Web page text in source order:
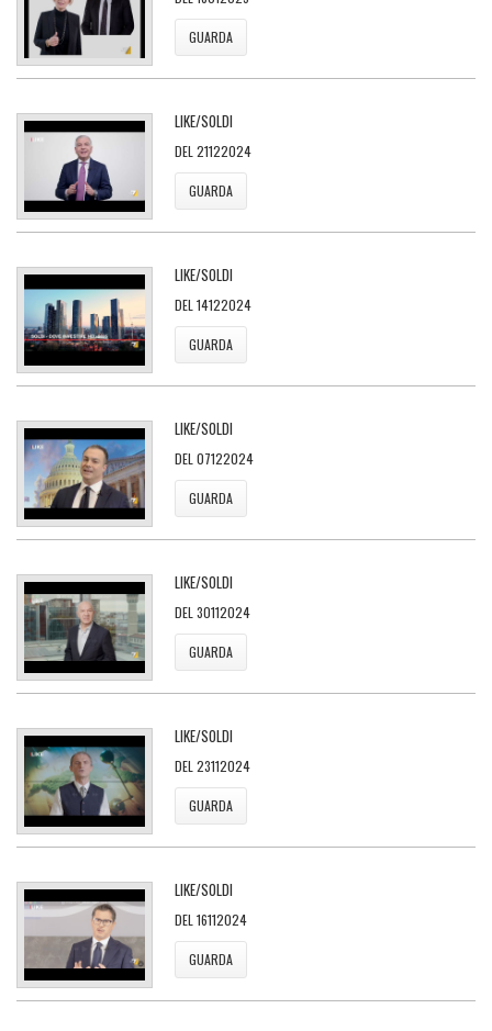
GUARDA
LIKE/SOLDI
DEL 21122024
GUARDA
LIKE/SOLDI
DEL 14122024
GUARDA
LIKE/SOLDI
DEL 07122024
GUARDA
LIKE/SOLDI
DEL 30112024
GUARDA
LIKE/SOLDI
DEL 23112024
GUARDA
LIKE/SOLDI
DEL 16112024
GUARDA